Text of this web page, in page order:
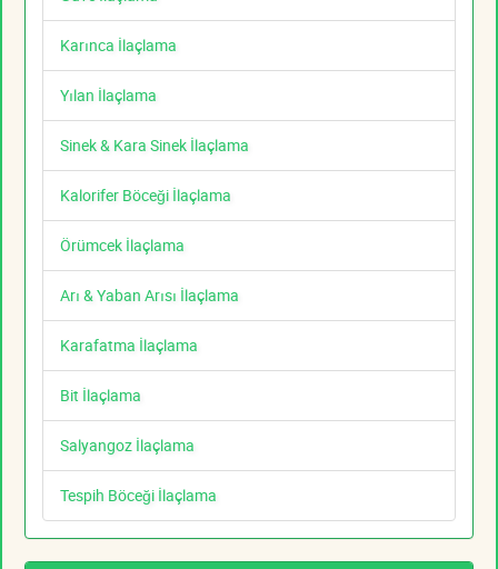
Karınca İlaçlama
Yılan İlaçlama
Sinek & Kara Sinek İlaçlama
Kalorifer Böceği İlaçlama
Örümcek İlaçlama
Arı & Yaban Arısı İlaçlama
Karafatma İlaçlama
Bit İlaçlama
Salyangoz İlaçlama
Tespih Böceği İlaçlama